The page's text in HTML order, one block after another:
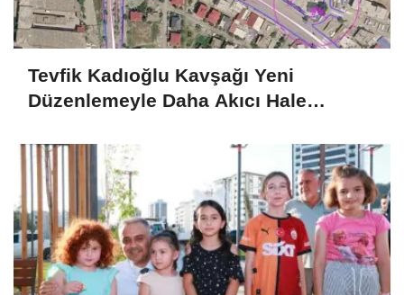
Tevfik Kadıoğlu Kavşağı Yeni
Düzenlemeyle Daha Akıcı Hale